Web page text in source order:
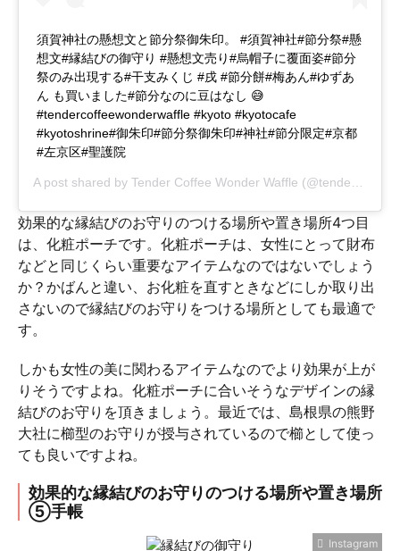
須賀神社の懸想文と節分祭御朱印。 #須賀神社#節分祭#懸
想文#縁結びの御守り #懸想文売り#烏帽子に覆面姿#節分
祭のみ出現する#干支みくじ #戌 #節分餅#梅あん#ゆずあ
ん も買いました#節分なのに豆はなし 😅
#tendercoffeewonderwaffle #kyoto #kyotocafe
#kyotoshrine#御朱印#節分祭御朱印#神社#節分限定#京都
#左京区#聖護院
A post shared by Tender Coffee Wonder Waffle (@tender_coffee) on
効果的な縁結びのお守りのつける場所や置き場所4つ目
は、化粧ポーチです。化粧ポーチは、女性にとって財布
などと同じくらい重要なアイテムなのではないでしょう
か？かばんと違い、お化粧を直すときなどにしか取り出
さないので縁結びのお守りをつける場所としても最適で
す。
しかも女性の美に関わるアイテムなのでより効果が上が
りそうですよね。化粧ポーチに合いそうなデザインの縁
結びのお守りを頂きましょう。最近では、島根県の熊野
大社に櫛型のお守りが授与されているので櫛として使っ
ても良いですよね。
効果的な縁結びのお守りのつける場所や置き場所
⑤手帳
Instagram